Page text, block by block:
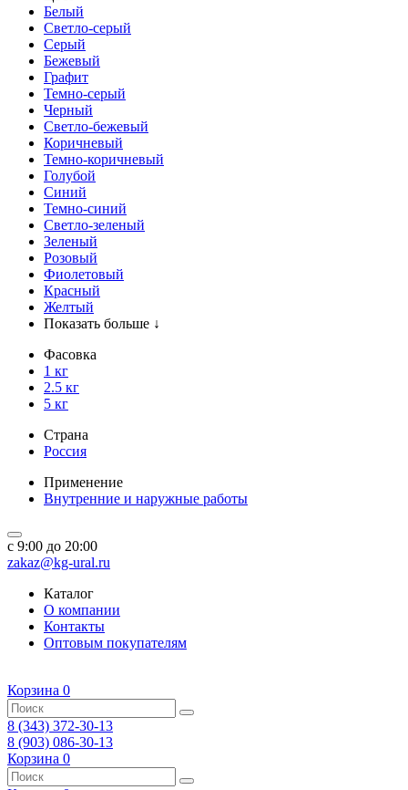
Белый
Светло-серый
Серый
Бежевый
Графит
Темно-серый
Черный
Светло-бежевый
Коричневый
Темно-коричневый
Голубой
Синий
Темно-синий
Светло-зеленый
Зеленый
Розовый
Фиолетовый
Красный
Желтый
Показать больше ↓
Фасовка
1 кг
2.5 кг
5 кг
Страна
Россия
Применение
Внутренние и наружные работы
c 9:00 до 20:00
zakaz@kg-ural.ru
Каталог
О компании
Контакты
Оптовым покупателям
Корзина 0
8 (343) 372-30-13
8 (903) 086-30-13
Корзина 0